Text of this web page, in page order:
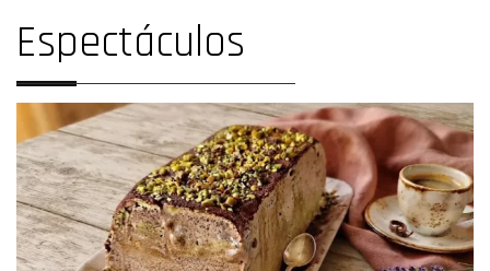
Espectáculos